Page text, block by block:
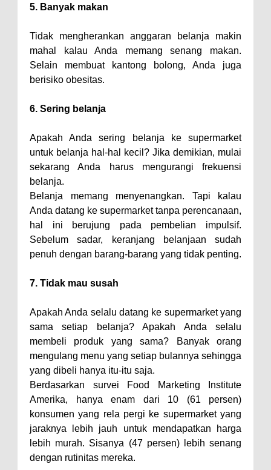
5. Banyak makan
Tidak mengherankan anggaran belanja makin
mahal kalau Anda memang senang makan.
Selain membuat kantong bolong, Anda juga
berisiko obesitas.
6. Sering belanja
Apakah Anda sering belanja ke supermarket
untuk belanja hal-hal kecil? Jika demikian, mulai
sekarang Anda harus mengurangi frekuensi
belanja.
Belanja memang menyenangkan. Tapi kalau
Anda datang ke supermarket tanpa perencanaan,
hal ini berujung pada pembelian impulsif.
Sebelum sadar, keranjang belanjaan sudah
penuh dengan barang-barang yang tidak penting.
7. Tidak mau susah
Apakah Anda selalu datang ke supermarket yang
sama setiap belanja? Apakah Anda selalu
membeli produk yang sama? Banyak orang
mengulang menu yang setiap bulannya sehingga
yang dibeli hanya itu-itu saja.
Berdasarkan survei Food Marketing Institute
Amerika, hanya enam dari 10 (61 persen)
konsumen yang rela pergi ke supermarket yang
jaraknya lebih jauh untuk mendapatkan harga
lebih murah. Sisanya (47 persen) lebih senang
dengan rutinitas mereka.